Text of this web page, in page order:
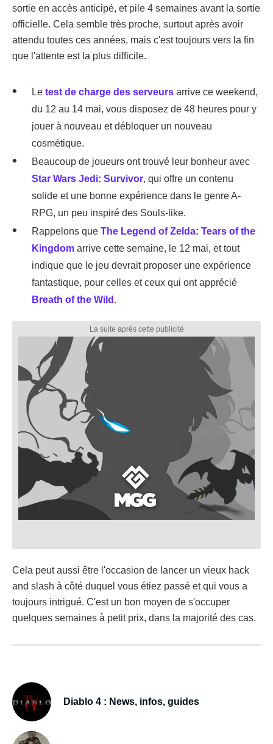
sortie en accès anticipé, et pile 4 semaines avant la sortie
officielle. Cela semble très proche, surtout après avoir
attendu toutes ces années, mais c'est toujours vers la fin
que l'attente est la plus difficile.
Le test de charge des serveurs arrive ce weekend,
du 12 au 14 mai, vous disposez de 48 heures pour y
jouer à nouveau et débloquer un nouveau
cosmétique.
Beaucoup de joueurs ont trouvé leur bonheur avec
Star Wars Jedi: Survivor, qui offre un contenu
solide et une bonne expérience dans le genre A-
RPG, un peu inspiré des Souls-like.
Rappelons que The Legend of Zelda: Tears of the
Kingdom arrive cette semaine, le 12 mai, et tout
indique que le jeu devrait proposer une expérience
fantastique, pour celles et ceux qui ont apprécié
Breath of the Wild .
Cela peut aussi être l'occasion de lancer un vieux hack
and slash à côté duquel vous étiez passé et qui vous a
toujours intrigué. C'est un bon moyen de s'occuper
quelques semaines à petit prix, dans la majorité des cas.
Diablo 4 : News, infos, guides